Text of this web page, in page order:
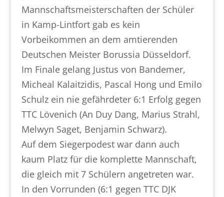
Mannschaftsmeisterschaften der Schüler
in Kamp-Lintfort gab es kein
Vorbeikommen an dem amtierenden
Deutschen Meister Borussia Düsseldorf.
Im Finale gelang Justus von Bandemer,
Micheal Kalaitzidis, Pascal Hong und Emilo
Schulz ein nie gefährdeter 6:1 Erfolg gegen
TTC Lövenich (An Duy Dang, Marius Strahl,
Melwyn Saget, Benjamin Schwarz).
Auf dem Siegerpodest war dann auch
kaum Platz für die komplette Mannschaft,
die gleich mit 7 Schülern angetreten war.
In den Vorrunden (6:1 gegen TTC DJK